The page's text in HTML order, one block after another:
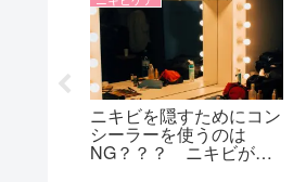
ニキビを隠すためにコン
シーラーを使うのは
NG？？？ ニキビが悪